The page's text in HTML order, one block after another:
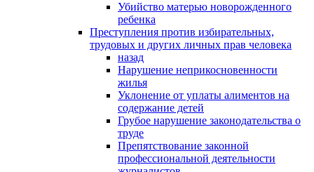
Убийство матерью новорожденного
ребенка
Преступления против избирательных,
трудовых и других личных прав человека
назад
Нарушение неприкосновенности
жилья
Уклонение от уплаты алиментов на
содержание детей
Грубое нарушение законодательства о
труде
Препятствование законной
профессиональной деятельности